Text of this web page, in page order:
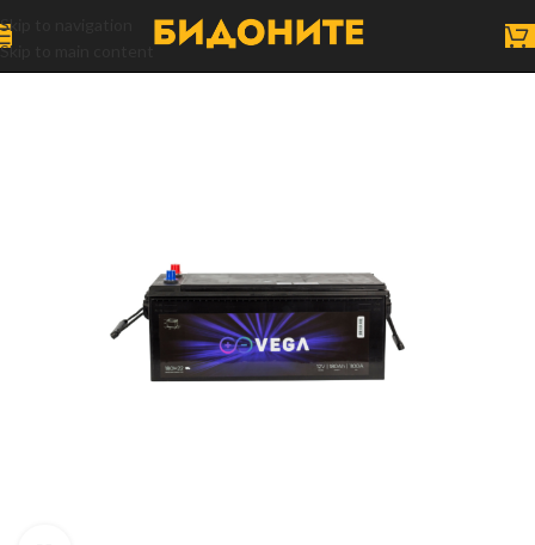
Skip to navigation
Skip to main content